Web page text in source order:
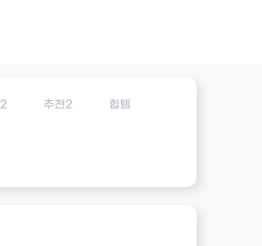
추천2 힙템